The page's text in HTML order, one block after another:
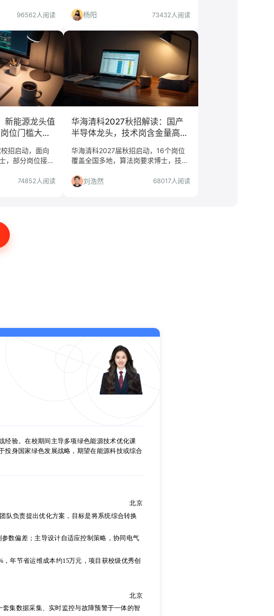
申请流程与准备
得投递。
96562人阅读
分析是否值得投递，适合哪些应届生，
哪些人需谨慎。
杨阳 73432人阅读
新能源龙头值
位门槛大不
招启动，面向
，部分岗位接受
群与慎投条件，
74852人阅读
华海清科2027秋招解读：国产
半导体龙头，技术岗含金量高，
华海清科2027届秋招启动，16个岗位
覆盖全国多地，算法岗要求博士，技术
槛、适合人群、投递策略，帮你判断是
否值得投。
刘浩然 68017人阅读
经验。在校期间主导多项绿色能源技术优化课
投身国家绿色发展战略，期望在能源科技或综合
北京
队负责提出优化方案，目标是将系统综合转换
数偏差；主导设计自适应控制策略，协同电气
年节省运维成本约15万元，项目获校级优秀创
北京
集数据采集、实时监控与故障预警于一体的智
验。在校期间主导多项绿色能源技术优化课
身国家绿色发展战略，期望在能源科技或综合
北京
队负责提出优化方案，目标是将系统综合转换
年节省运维成本约15万元，项目获校级优秀创